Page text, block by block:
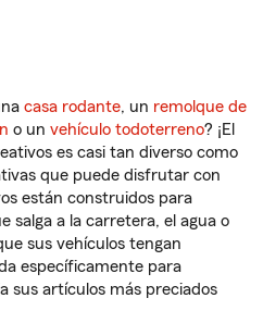
casa rodante, un remolque de
o un vehículo todoterreno? ¡El
es casi tan diverso como
que puede disfrutar con
están construidos para
salga a la carretera, el agua o
sus vehículos tengan
específicamente para
sus artículos más preciados